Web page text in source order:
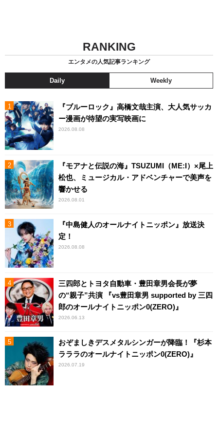
RANKING
エンタメの人気記事ランキング
Daily Weekly
『ブルーロック』高橋文哉主演、大人気サッカ
ー漫画が待望の実写映画に
2026.08.08
『モアナと伝説の海』TSUZUMI（ME:I）×尾上
松也、ミュージカル・アドベンチャーで美声を
響かせる
2026.08.01
『中島健人のオールナイトニッポン』放送決
定！
2026.08.08
三四郎とトヨタ自動車・豊田章男会長が夢
の“親子”共演 『vs豊田章男 supported by 三四
郎のオールナイトニッポン0(ZERO)』
2026.06.13
おぞましきデスメタルシンガーが降臨！『杉本
ラララのオールナイトニッポン0(ZERO)』
2026.07.19